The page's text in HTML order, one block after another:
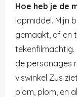
Hoe heb je de
lapmiddel. Mijn
gemaakt, af en
de personages
viswinkel Zus
plom, plom, en